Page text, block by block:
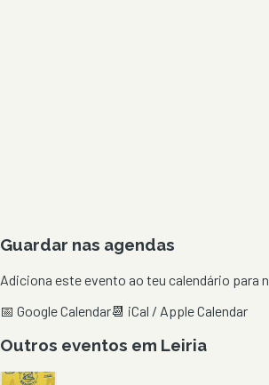
Guardar nas agendas
Adiciona este evento ao teu calendário para
📅 Google Calendar📆 iCal / Apple Calendar
Outros eventos em Leiria